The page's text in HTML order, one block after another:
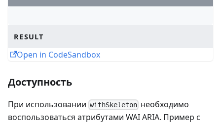
RESULT
Open in CodeSandbox
Доступность
При использовании withSkeleton необходимо
воспользоваться атрибутами WAI ARIA. Пример с